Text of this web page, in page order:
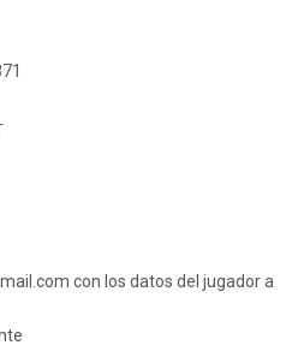
con los datos del jugador a